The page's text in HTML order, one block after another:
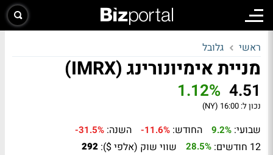
ראשי גלובל
מניית אימיונורינג (IMRX)
4.51
1.12%
נכון ל: 16:00 (NY)
שבועי: 9.2% החודש: -11.6% השנה: -31.5%
12 חודשים: 28.5% שווי שוק (אלפי $): 292